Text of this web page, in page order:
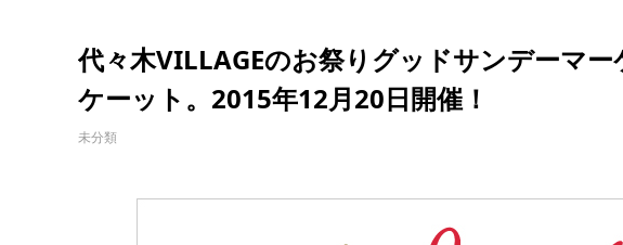
代々木VILLAGEのお祭りグッドサンデーマ
ケーット。2015年12月20日開催！
未分類